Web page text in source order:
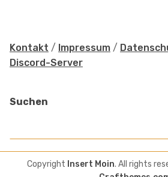
Kontakt / Impressum /
Discord-Server
Suchen
Copyright Insert Moin. All rights